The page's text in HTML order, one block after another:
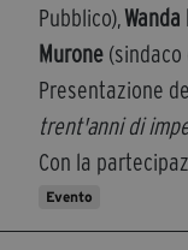
Pubblico),Wanda
Murone (sindaco
Presentazione
trent'anni di
Con la
Evento